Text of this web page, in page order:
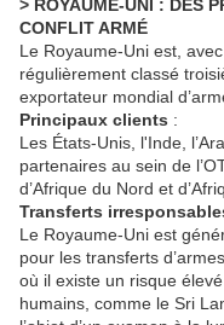
> ROYAUME-UNI : DES
CONFLIT ARMÉ
Le Royaume-Uni est,
régulièrement classé
exportateur mondial
Principaux clients :
Les États-Unis, l'Inde,
partenaires au sein de
d’Afrique du Nord et
Transferts
Le Royaume-Uni est
pour les transferts
où il existe un risque
humains, comme le Sri